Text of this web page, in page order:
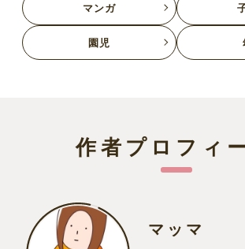
マンガ
園児
作者プロフィ
マッマ